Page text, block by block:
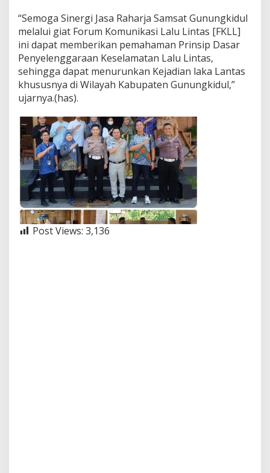
“Semoga Sinergi Jasa Raharja Samsat Gunungkidul
melalui giat Forum Komunikasi Lalu Lintas [FKLL]
ini dapat memberikan pemahaman Prinsip Dasar
Penyelenggaraan Keselamatan Lalu Lintas,
sehingga dapat menurunkan Kejadian laka Lantas
khususnya di Wilayah Kabupaten Gunungkidul,”
ujarnya.(has).
Post Views: 3,136